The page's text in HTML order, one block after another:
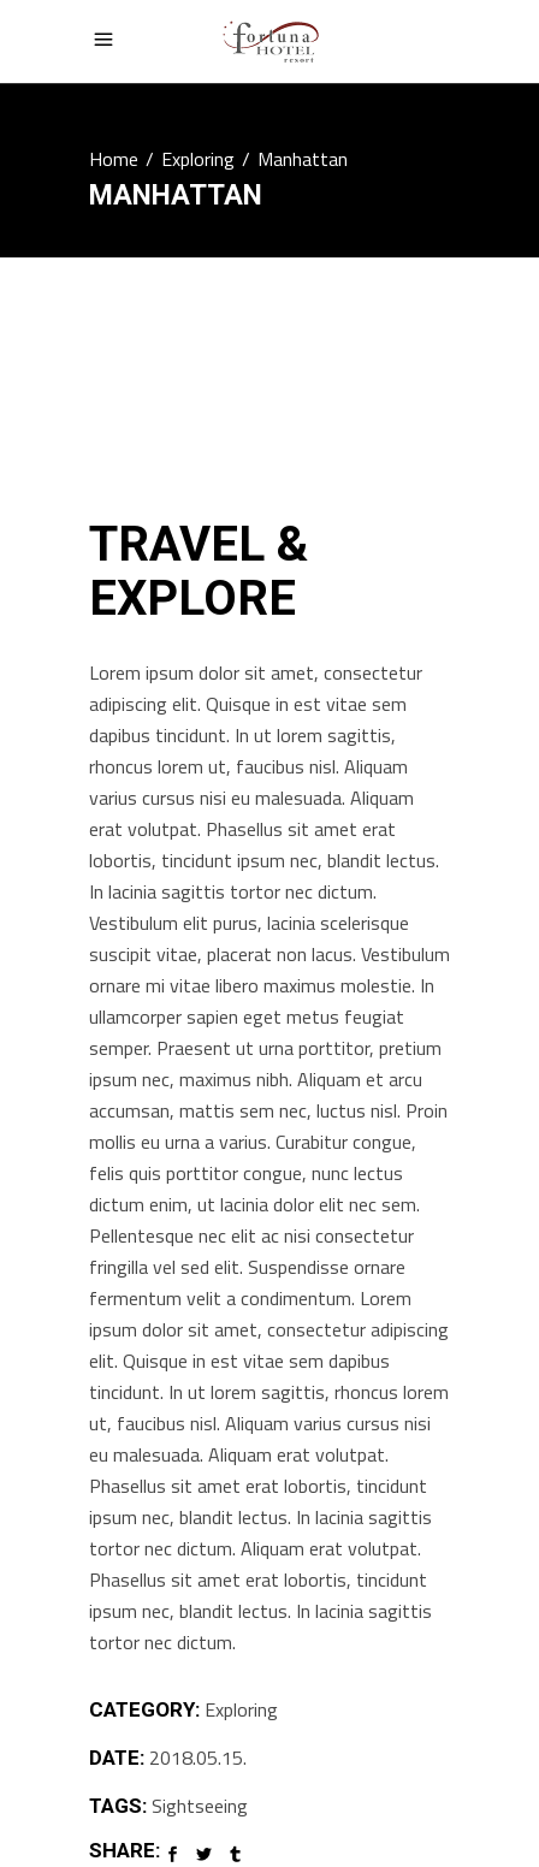
Home/Exploring/Manhattan
MANHATTAN
TRAVEL &
EXPLORE
Lorem ipsum dolor sit amet, consectetur
adipiscing elit. Quisque in est vitae sem
dapibus tincidunt. In ut lorem sagittis,
rhoncus lorem ut, faucibus nisl. Aliquam
varius cursus nisi eu malesuada. Aliquam
erat volutpat. Phasellus sit amet erat
lobortis, tincidunt ipsum nec, blandit lectus.
In lacinia sagittis tortor nec dictum.
Vestibulum elit purus, lacinia scelerisque
suscipit vitae, placerat non lacus. Vestibulum
ornare mi vitae libero maximus molestie. In
ullamcorper sapien eget metus feugiat
semper. Praesent ut urna porttitor, pretium
ipsum nec, maximus nibh. Aliquam et arcu
accumsan, mattis sem nec, luctus nisl. Proin
mollis eu urna a varius. Curabitur congue,
felis quis porttitor congue, nunc lectus
dictum enim, ut lacinia dolor elit nec sem.
Pellentesque nec elit ac nisi consectetur
fringilla vel sed elit. Suspendisse ornare
fermentum velit a condimentum. Lorem
ipsum dolor sit amet, consectetur adipiscing
elit. Quisque in est vitae sem dapibus
tincidunt. In ut lorem sagittis, rhoncus lorem
ut, faucibus nisl. Aliquam varius cursus nisi
eu malesuada. Aliquam erat volutpat.
Phasellus sit amet erat lobortis, tincidunt
ipsum nec, blandit lectus. In lacinia sagittis
tortor nec dictum. Aliquam erat volutpat.
Phasellus sit amet erat lobortis, tincidunt
ipsum nec, blandit lectus. In lacinia sagittis
tortor nec dictum.
CATEGORY: Exploring
DATE: 2018.05.15.
TAGS: Sightseeing
SHARE: